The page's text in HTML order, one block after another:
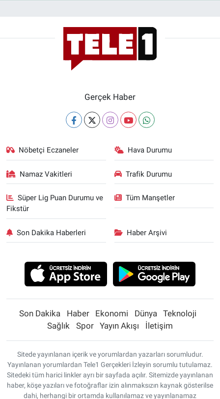
Gerçek Haber
Nöbetçi Eczaneler Hava Durumu
Namaz Vakitleri Trafik Durumu
Süper Lig Puan Durumu ve
Fikstür
Tüm Manşetler
Son Dakika Haberleri Haber Arşivi
Son Dakika Haber Ekonomi Dünya
Teknoloji
Sağlık
Spor Yayın Akışı İletişim
Sitede yayınlanan içerik ve yorumlardan yazarları sorumludur.
Yayınlanan yorumlardan Tele1 Gerçekleri İzleyin sorumlu tutulamaz.
Sitedeki tüm harici linkler ayrı bir sayfada açılır. Sitemizde yayınlanan
haber, köşe yazıları ve fotoğraflar izin alınmaksızın kaynak gösterilse
dahi, herhangi bir ortamda kullanılamaz ve yayınlanamaz